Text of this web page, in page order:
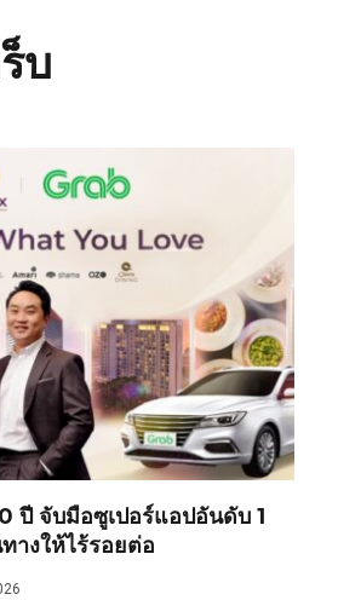
บ
ปี จับมือซูเปอร์แอปอันดับ 1
างให้ไร้รอยต่อ